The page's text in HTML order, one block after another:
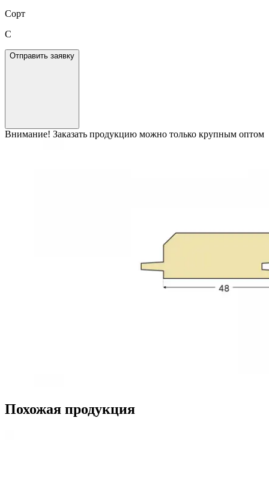
Сорт
C
Отправить заявку
Внимание! Заказать продукцию можно только крупным оптом
Похожая продукция